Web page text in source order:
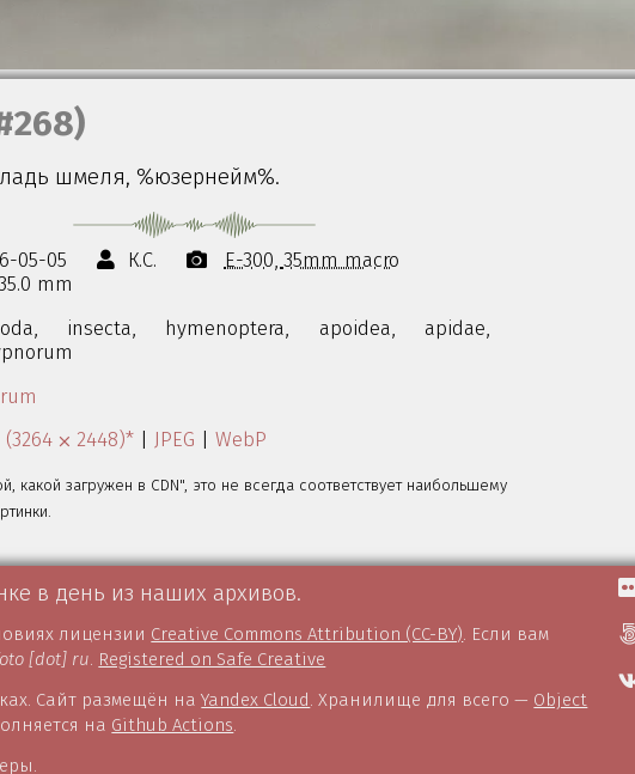
шмеля, %юзернейм%.
05-05 К.С. E-300 35mm macro
mm
insecta, hymenoptera, apoidea,
apidae,
⨉ 2448)* JPEG WebP
какой загружен в CDN", это не всегда соответствует наибольшему
в день из наших архивов.
лицензии Creative Commons Attribution (CC-BY). Если вам
[dot] ru. Registered on Safe Creative
Сайт размещён наYandex Cloud. Хранилище для всего — Object
на Github Actions.